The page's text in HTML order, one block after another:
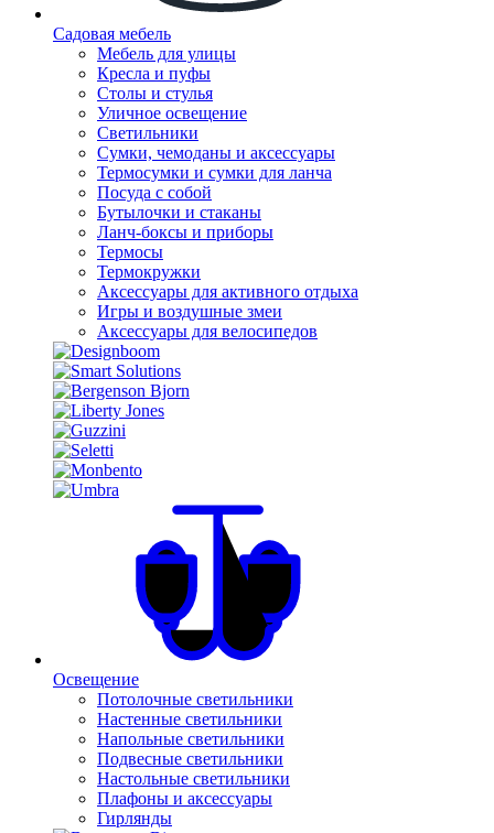
Садовая мебель
Мебель для улицы
Кресла и пуфы
Столы и стулья
Уличное освещение
Светильники
Сумки, чемоданы и аксессуары
Термосумки и сумки для ланча
Посуда с собой
Бутылочки и стаканы
Ланч-боксы и приборы
Термосы
Термокружки
Аксессуары для активного отдыха
Игры и воздушные змеи
Аксессуары для велосипедов
Освещение
Потолочные светильники
Настенные светильники
Напольные светильники
Подвесные светильники
Настольные светильники
Плафоны и аксессуары
Гирлянды